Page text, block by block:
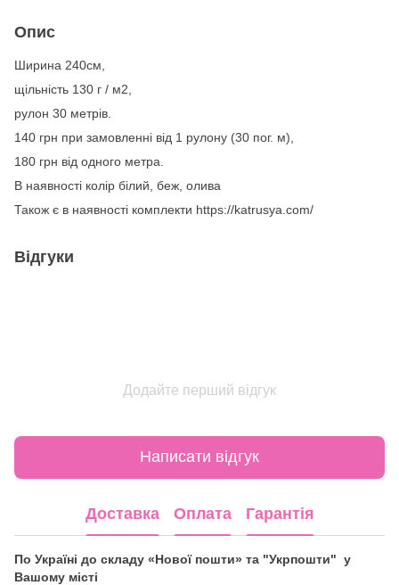
Опис
Ширина 240см,
щільність 130 г / м2,
рулон 30 метрів.
140 грн при замовленні від 1 рулону (30 пог. м),
180 грн від одного метра.
В наявності колір білий, беж, олива
Також є в наявності комплекти https://katrusya.com/
Відгуки
Додайте перший відгук
Написати відгук
Доставка Оплата Гарантія
По Україні до складу «Нової пошти» та "Укрпошти" у
Вашому місті